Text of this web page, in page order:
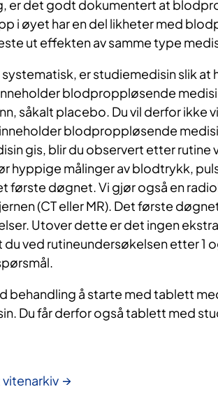
er det godt dokumentert at
i øyet har en del likheter med
ut effekten av samme type
er studiemedisin slik at
blodproppløsende
såkalt placebo. Du vil derfor ikke
blodproppløsende
gis, blir du observert etter rutine
hyppige målinger av blodtrykk,
første døgnet. Vi gjør også en
(CT eller MR). Det første
Utover dette er det ingen ekstra
ved rutineundersøkelsen etter 1
behandling å starte med tablett
Du får derfor også tablett med